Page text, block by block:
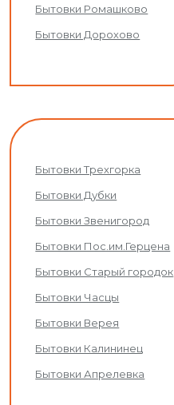
Бытовки Ромашково
Бытовки Дорохово
Бытовки Трехгорка
Бытовки Дубки
Бытовки Звенигород
Бытовки Пос.им.Герцена
Бытовки Старый городок
Бытовки Часцы
Бытовки Верея
Бытовки Калининец
Бытовки Апрелевка